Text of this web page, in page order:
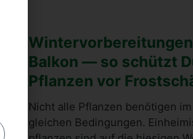
Bal­kon — so schützt
Pflan­zen vor
Nicht alle Pflan­zen benö­ti­gen
glei­chen Bedin­gun­gen.